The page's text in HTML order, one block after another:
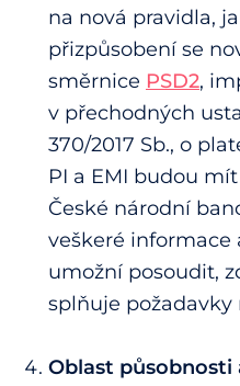
na nová pravidla,
přizpůsobení se
směrnice PSD2,
v přechodných
370/2017 Sb., o
PI a EMI budou
České národní
veškeré informace
umožní posoudit,
splňuje požadavky
Oblast působnosti